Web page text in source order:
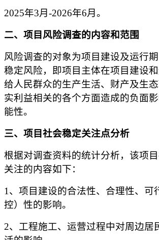
2025年3月 -2026年6月。
二、项目风险调查的内容和范围
风险调查的对象为项目建设及运行
稳定风险，即项目主体在项目建设
给人民群众的生产生活、财产及生
实利益相关的各个方面造成的负面
能性。
三、项目社会稳定关注点分析
根据对调查资料的统计分析，该项
关注的内容如下：
1 、项目建设的合法性、合理性、可
控）性的影响。
2、工程施工、运营过程中对周边居